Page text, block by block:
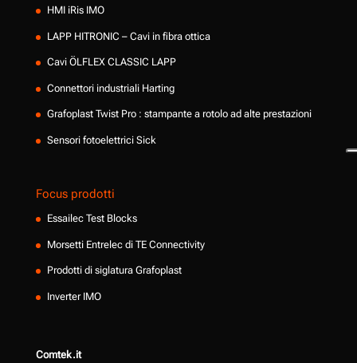
HMI iRis IMO
LAPP HITRONIC – Cavi in fibra ottica
Cavi ÖLFLEX CLASSIC LAPP
Connettori industriali Harting
Grafoplast Twist Pro : stampante a rotolo ad alte prestazioni
Sensori fotoelettrici Sick
Focus prodotti
Essailec Test Blocks
Morsetti Entrelec di TE Connectivity
Prodotti di siglatura Grafoplast
Inverter IMO
Comtek.it